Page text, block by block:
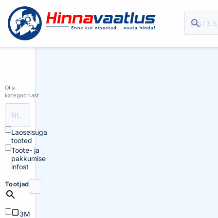
Otsi
kategooriast
Laoseisuga
tooted
Toote- ja
pakkumise
infost
Tootjad
3M